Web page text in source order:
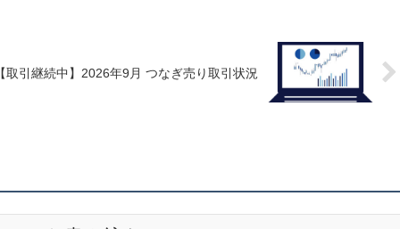
【取引継続中】2026年9月 つなぎ売り取引状況